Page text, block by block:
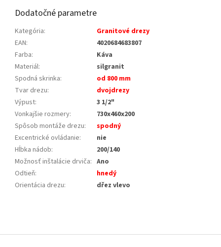
Dodatočné parametre
Kategória:
Granitové drezy
EAN:
4020684683807
Farba:
Káva
Materiál:
silgranit
Spodná skrinka:
od 800 mm
Tvar drezu:
dvojdrezy
Výpust:
3 1/2"
Vonkajšie rozmery:
730x460x200
Spôsob montáže drezu:
spodný
Excentrické ovládanie:
nie
Hĺbka nádob:
200/140
Možnosť inštalácie drviča: Ano
Odtieň:
hnedý
Orientácia drezu: dřez vlevo
á